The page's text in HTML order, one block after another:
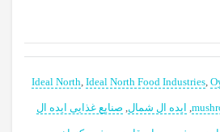
Ideal North, Ideal North Food Industries,
, ایده ال شمال, صنایع غذایی ایده ال